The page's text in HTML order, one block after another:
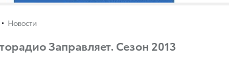
Новости
Заправляет. Сезон 2013